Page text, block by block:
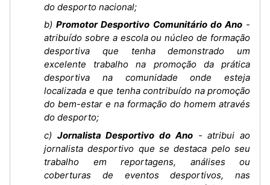
do desporto nacional;
b)Promotor Desportivo Comunitário do Ano-
atribuído sobre a escola ou núcleo de formação
desportiva que tenha demonstrado um
excelente trabalho na promoção da prática
desportiva na comunidade onde esteja
localizada e que tenha contribuído na promoção
do bem-estar e na formação do homem através
do desporto;
c) Jornalista Desportivo do Ano- atribui ao
jornalista desportivo que se destaca pelo seu
trabalho em reportagens, análises ou
coberturas de eventos desportivos, nas